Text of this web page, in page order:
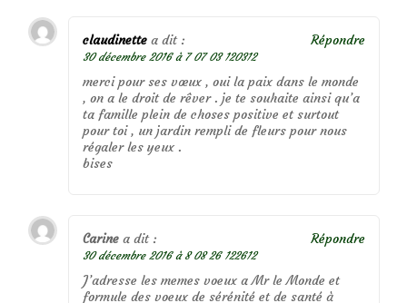
claudinette a dit :
30 décembre 2016 à 7 07 03 120312
merci pour ses vœux , oui la paix dans le monde
, on a le droit de rêver . je te souhaite ainsi qu’a
ta famille plein de choses positive et surtout
pour toi , un jardin rempli de fleurs pour nous
régaler les yeux .
bises
Répondre
Carine a dit :
30 décembre 2016 à 8 08 26 122612
J’adresse les memes voeux a Mr le Monde et
formule des voeux de sérénité et de santé à
Répondre